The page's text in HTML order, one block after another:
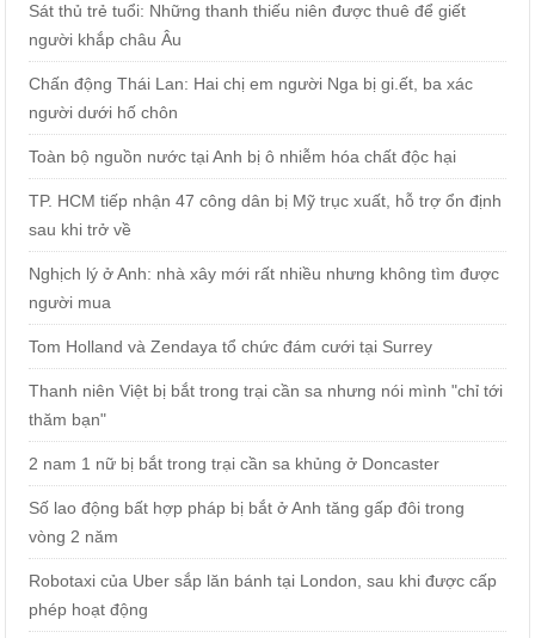
Sát thủ trẻ tuổi: Những thanh thiếu niên được thuê để giết
người khắp châu Âu
Chấn động Thái Lan: Hai chị em người Nga bị gi.ết, ba xác
người dưới hố chôn
Toàn bộ nguồn nước tại Anh bị ô nhiễm hóa chất độc hại
TP. HCM tiếp nhận 47 công dân bị Mỹ trục xuất, hỗ trợ ổn định
sau khi trở về
Nghịch lý ở Anh: nhà xây mới rất nhiều nhưng không tìm được
người mua
Tom Holland và Zendaya tổ chức đám cưới tại Surrey
Thanh niên Việt bị bắt trong trại cần sa nhưng nói mình "chỉ tới
thăm bạn"
2 nam 1 nữ bị bắt trong trại cần sa khủng ở Doncaster
Số lao động bất hợp pháp bị bắt ở Anh tăng gấp đôi trong
vòng 2 năm
Robotaxi của Uber sắp lăn bánh tại London, sau khi được cấp
phép hoạt động